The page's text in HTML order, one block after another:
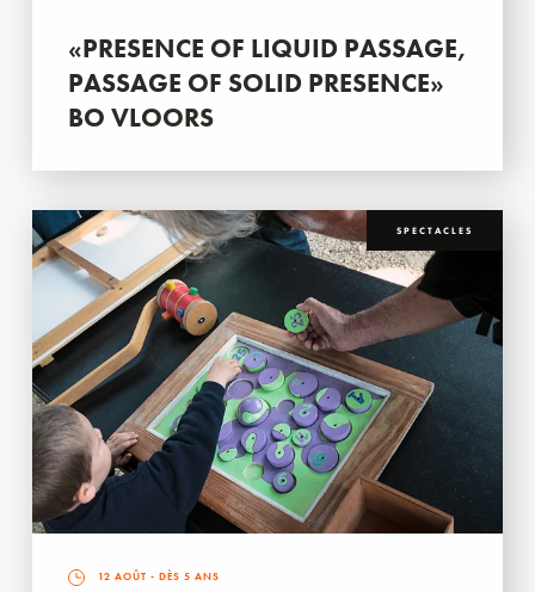
«PRESENCE OF LIQUID PASSAGE,
PASSAGE OF SOLID PRESENCE»
BO VLOORS
SPECTACLES
12 AOÛT - DÈS 5 ANS